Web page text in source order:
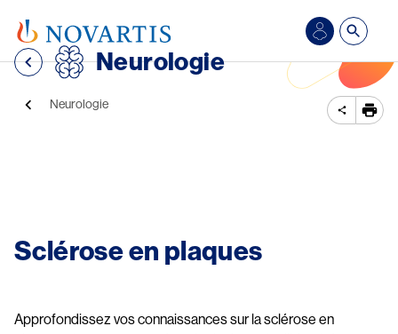
Neurologie
Fil d'Ariane
Neurologie
Sclérose en plaques
Approfondissez vos connaissances sur la sclérose en